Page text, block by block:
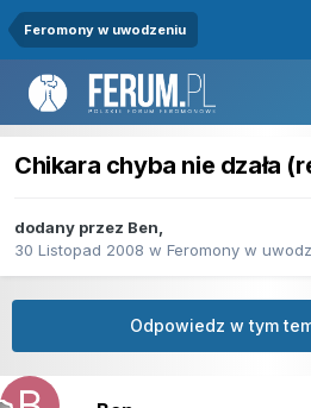
Feromony w uwodzeniu
Chikara chyba nie dzała
dodany przez Ben,
30 Listopad 2008 w Feromony w
Odpowiedz w tym